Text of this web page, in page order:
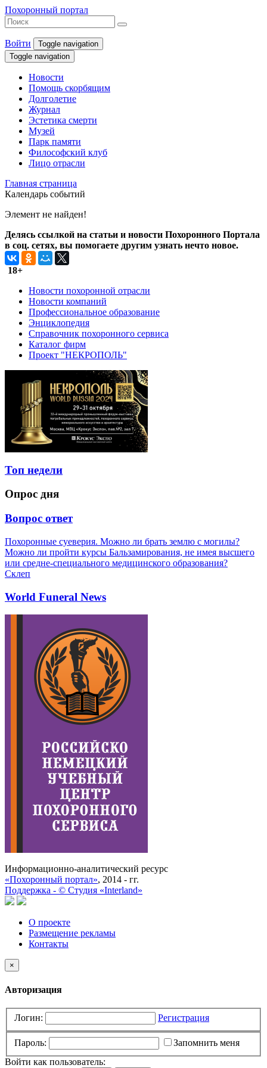
Похоронный портал
Войти
Toggle navigation
Toggle navigation
Новости
Помощь скорбящим
Долголетие
Журнал
Эстетика смерти
Музей
Парк памяти
Философский клуб
Лицо отрасли
Главная страница
Календарь событий
Элемент не найден!
Делясь ссылкой на статьи и новости Похоронного Портала
в соц. сетях, вы помогаете другим узнать нечто новое.
18+
Новости похоронной отрасли
Новости компаний
Профессиональное образование
Энциклопедия
Справочник похоронного сервиса
Каталог фирм
Проект "НЕКРОПОЛЬ"
Топ недели
Опрос дня
Вопрос ответ
Похоронные суеверия. Можно ли брать землю с могилы?
Можно ли пройти курсы Бальзамирования, не имея высшего
или средне-специального медицинского образования?
Склеп
World Funeral News
Информационно-аналитический ресурс
«Похоронный портал», 2014 - гг.
Поддержка - © Cтудия «Interland»
О проекте
Размещение рекламы
Контакты
×
Авторизация
Логин: Регистрация
Пароль:
Запомнить меня
Войти как пользователь: